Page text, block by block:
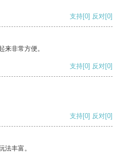
支持[0] 反对[0]
来非常方便。
支持[0] 反对[0]
支持[0] 反对[0]
法丰富。